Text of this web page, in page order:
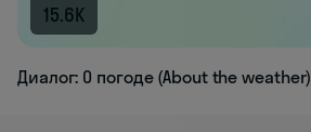
15.6K
Диалог: О погоде (About the weather)